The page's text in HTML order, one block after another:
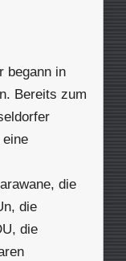
begann in
Bereits zum
die
die
die